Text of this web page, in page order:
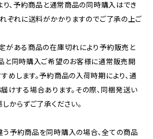
、予約商品と通常商品の同時購入はでき
れぞれに送料がかかりますのでご了承の上ご
がある商品の在庫切れにより予約販売と
と同時購入ご希望のお客様に通常販売開
めします。予約商品の入荷時期により、通
けする場合あります。その際、同梱発送い
からずご了承ください。
予約商品を同時購入の場合、全ての商品